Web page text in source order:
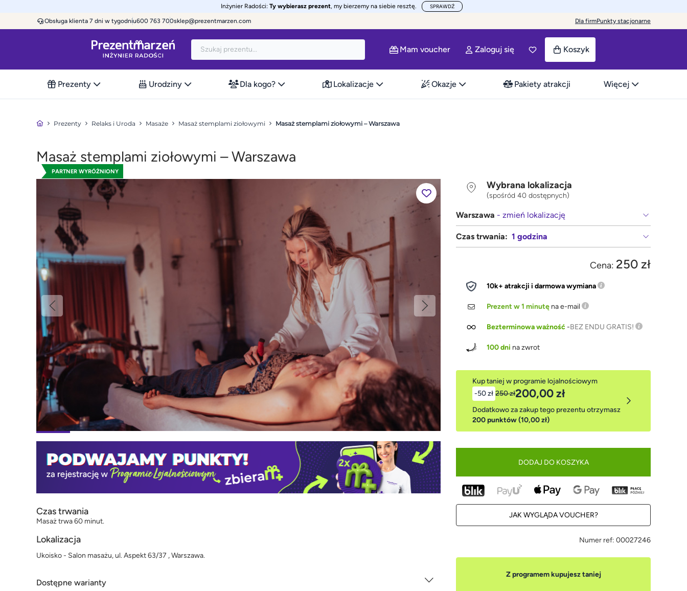
Inżynier Radości: Ty wybierasz prezent, my bierzemy na siebie resztę. SPRAWDŹ
Obsługa klienta 7 dni w tygodniu600 763 700sklep@prezentmarzen.com Dla firmPunkty stacjonarne
Mam voucher Zaloguj się Koszyk
Prezenty Urodziny Dla kogo? Lokalizacje Okazje Pakiety atrakcji Więcej
Prezenty Relaks i Uroda Masaże Masaż stemplami ziołowymi Masaż stemplami ziołowymi – Warszawa
Masaż stemplami ziołowymi – Warszawa
PARTNER WYRÓŻNIONY
Czas trwania
Masaż trwa 60 minut.
Lokalizacja
Ukoisko - Salon masażu, ul. Aspekt 63/37 , Warszawa.
Dostępne warianty
Wybrana lokalizacja
(spośród 40 dostępnych)
Warszawa - zmień lokalizację
Czas trwania:1 godzina
Cena: 250 zł
10k+ atrakcji i darmowa wymiana
Prezent w 1 minutę na e-mail
Bezterminowa ważność-BEZ ENDU GRATIS!
100 dni na zwrot
Kup taniej w programie lojalnościowym
-50 zł 250 zł200,00 zł
Dodatkowo za zakup tego prezentu otrzymasz
200 punktów (10,00 zł)
DODAJ DO KOSZYKA
JAK WYGLĄDA VOUCHER?
Numer ref: 00027246
Z programem kupujesz taniej